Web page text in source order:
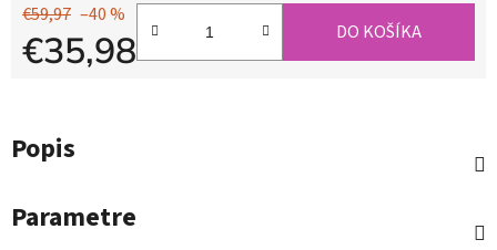
€59,97 –40 %
€35,98 DO KOŠÍKA
Popis
Parametre